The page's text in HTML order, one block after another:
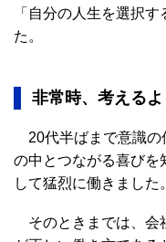
「自分の人生を選択
た。
非常時、考える
20代半ばまで意識の
の中とつながる喜びを
して猛烈に働きました。
そのときまでは、会